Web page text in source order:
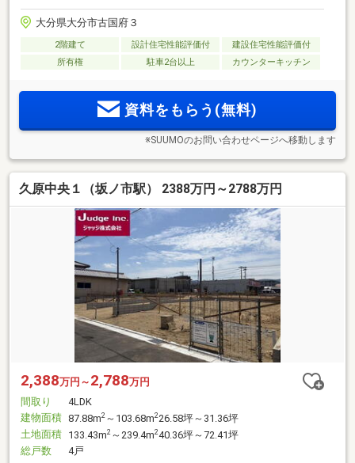
大分県大分市古国府３
2階建て 設計住宅性能評価付
建設住宅性能評価付
所有権
駐車2台以上 カウンターキッチン
資料をもらう(無料)
※SUUMOのお問い合わせページへ移動します
久原中央１（坂ノ市駅） 2388万円～2788万円
2,388万円～ 2,788万円
間取り
4LDK
建物面積 87.88m2 ～103.68m226.58坪～31.36坪
土地面積 133.43m2 ～239.4m240.36坪～72.41坪
総戸数
4戸